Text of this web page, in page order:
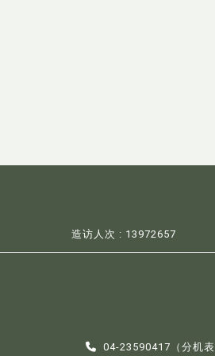
造访人次 : 13972657
04-23590417（分机表